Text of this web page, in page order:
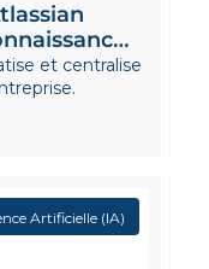
et centralise
Artificielle (IA)